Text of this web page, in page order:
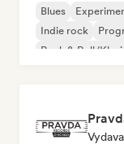
Blues
Indie rock
Rock & Roll/